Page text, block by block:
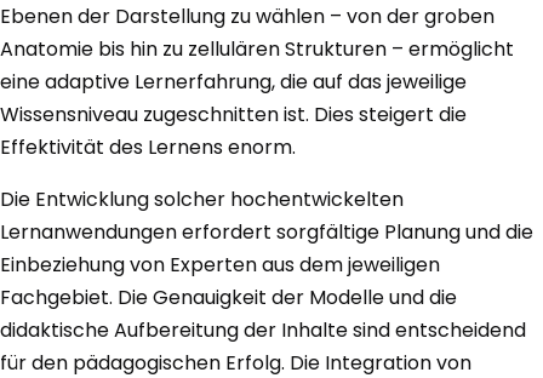
Ebenen der Darstellung zu wählen – von der groben
Anatomie bis hin zu zellulären Strukturen – ermöglicht
eine adaptive Lernerfahrung, die auf das jeweilige
Wissensniveau zugeschnitten ist. Dies steigert die
Effektivität des Lernens enorm.
Die Entwicklung solcher hochentwickelten
Lernanwendungen erfordert sorgfältige Planung und die
Einbeziehung von Experten aus dem jeweiligen
Fachgebiet. Die Genauigkeit der Modelle und die
didaktische Aufbereitung der Inhalte sind entscheidend
für den pädagogischen Erfolg. Die Integration von